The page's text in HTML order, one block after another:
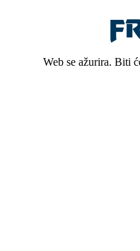
Web se ažurira. Biti